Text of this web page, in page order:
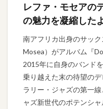
レファ・モセアの
の魅力を凝縮した
南アフリカ出身のサッ
Mosea）がアルバム『
2015年に自身のバンド
乗り越えた末の待望の
ラリー・ジャズの第一
ャズ新世代のポテンシ